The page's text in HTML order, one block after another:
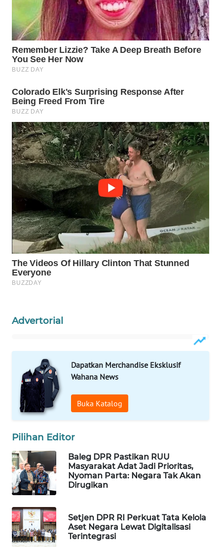
Advertorial
Dapatkan Merchandise Eksklusif
Wahana News
Buka Katalog
Pilihan Editor
Baleg DPR Pastikan RUU
Masyarakat Adat Jadi Prioritas,
Nyoman Parta: Negara Tak Akan
Dirugikan
Setjen DPR RI Perkuat Tata Kelola
Aset Negara Lewat Digitalisasi
Terintegrasi
WN
PRIANGAN
TIMUR
WN
SEMARANG
WN
SOLO
WN
BOROBUDUR
WN
MADURA
WN
SURABAYA
WN
NATUNA
WN
BINTAN
MANDALIKA
WN
LABUANBAJO
WN
Wahana
Media
Group
WAHANA
NEWS
WAHANA
TANI